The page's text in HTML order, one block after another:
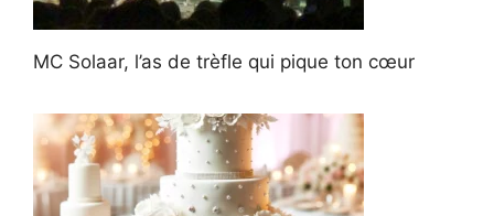
MC Solaar, l’as de trèfle qui pique ton cœur